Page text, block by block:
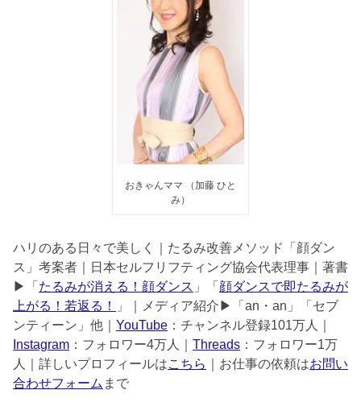
おきゃんママ （加藤 ひと
み）
ハリのある日々で美しく｜たるみ改善メソッド「顔ダン
ス」考案者｜日本セルフリフティング協会代表理事｜著書
▶︎「 たるみが消える！顔ダンス 」「 顔ダンスで即たるみが
上がる！若返る！
」｜メディア紹介▶︎「an・an」「セブ
ンティーン」他｜ YouTube ：チャンネル登録101万人｜
Instagram ：フォロワー4万人｜ Threads ：フォロワー1万
人｜詳しいプロフィールはこちら ｜お仕事の依頼はお問い
合わせフォーム まで